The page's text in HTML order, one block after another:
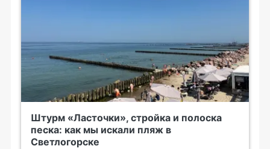
Штурм «Ласточки», стройка и полоска
песка: как мы искали пляж в
Светлогорске